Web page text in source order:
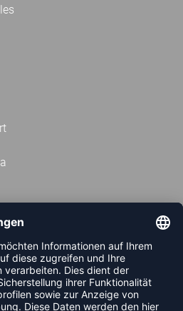
UND VERPASSE KEINE
MEHR.
ANMELDEN